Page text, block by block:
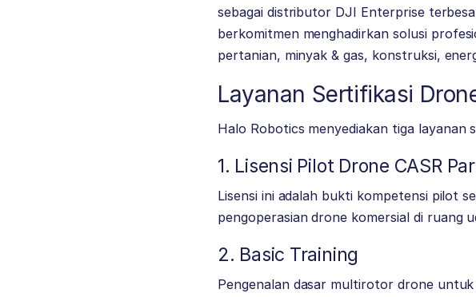
sebagai distributor DJI Enterprise
berkomitmen menghadirkan solusi
pertanian, minyak & gas, konstruksi,
Layanan Sertifikasi
Halo Robotics menyediakan tiga
1. Lisensi Pilot Drone CASR
Lisensi ini adalah bukti kompetensi pilot
pengoperasian drone komersial di ruang
2. Basic Training
Pengenalan dasar multirotor drone